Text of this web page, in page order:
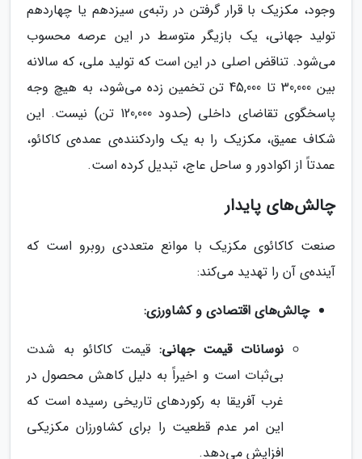
وجود، مکزیک با قرار گرفتن در رتبه‌ی سیزدهم یا چهاردهم
تولید جهانی، یک بازیگر متوسط در این عرصه محسوب
می‌شود. تناقض اصلی در این است که تولید ملی، که سالانه
بین 30,000 تا 45,000 تن تخمین زده می‌شود، به هیچ وجه
پاسخگوی تقاضای داخلی (حدود 120,000 تن) نیست. این
شکاف عمیق، مکزیک را به یک واردکننده‌ی عمده‌ی کاکائو،
عمدتاً از اکوادور و ساحل عاج، تبدیل کرده است.
چالش‌های پایدار
صنعت کاکائوی مکزیک با موانع متعددی روبرو است که
آینده‌ی آن را تهدید می‌کند:
چالش‌های اقتصادی و کشاورزی:
نوسانات قیمت جهانی: قیمت کاکائو به شدت
بی‌ثبات است و اخیراً به دلیل کاهش محصول در
غرب آفریقا به رکوردهای تاریخی رسیده است که
این امر عدم قطعیت را برای کشاورزان مکزیکی
افزایش می‌دهد.